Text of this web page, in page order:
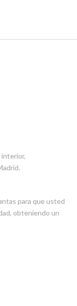
para que usted
obteniendo un